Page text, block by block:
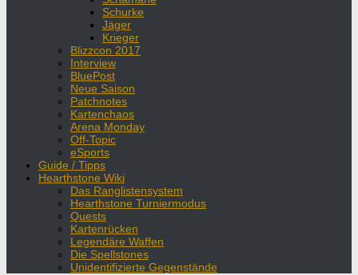
Schurke
Jäger
Krieger
Blizzcon 2017
Interview
BluePost
Neue Saison
Patchnotes
Kartenchaos
Arena Monday
Off-Topic
eSports
Guide / Tipps
Hearthstone Wiki
Das Ranglistensystem
Hearthstone Turniermodus
Quests
Kartenrücken
Legendäre Waffen
Die Spellstones
Unidentifizierte Gegenstände